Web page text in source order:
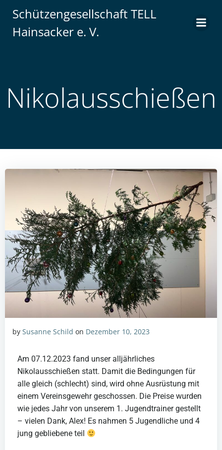
Schützengesellschaft TELL
Hainsacker e. V.
Nikolausschießen
by Susanne Schild on Dezember 10, 2023
Am 07.12.2023 fand unser alljährliches
Nikolausschießen statt. Damit die Bedingungen für
alle gleich (schlecht) sind, wird ohne Ausrüstung mit
einem Vereinsgewehr geschossen. Die Preise wurden
wie jedes Jahr von unserem 1. Jugendtrainer gestellt
– vielen Dank, Alex! Es nahmen 5 Jugendliche und 4
jung gebliebene teil